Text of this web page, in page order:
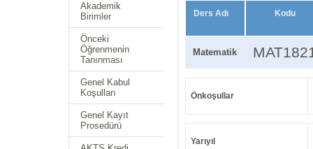
Akademik
Birimler
Önceki
Öğrenmenin
Tanınması
Genel Kabul
Koşulları
Genel Kayıt
Prosedürü
Ders Adı Kodu
Matematik
Önkoşullar
Yarıyıl